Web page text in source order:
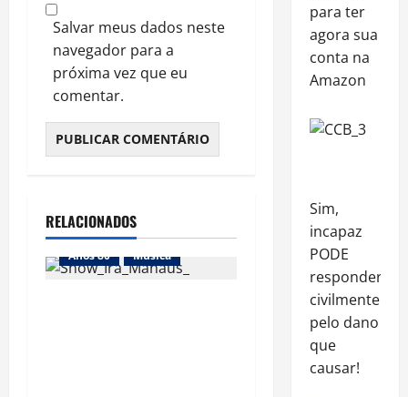
Salvar meus dados neste
navegador para a
próxima vez que eu
comentar.
RELACIONADOS
Anos 80 Música
para ter
agora sua
conta na
Amazon
Sim,
incapaz
PODE
responder
civilmente
pelo dano
que
causar!